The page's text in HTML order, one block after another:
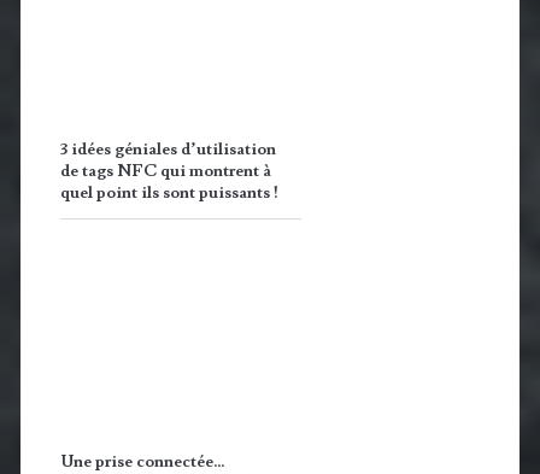
3 idées géniales d’utilisation
de tags NFC qui montrent à
quel point ils sont puissants !
Une prise connectée…